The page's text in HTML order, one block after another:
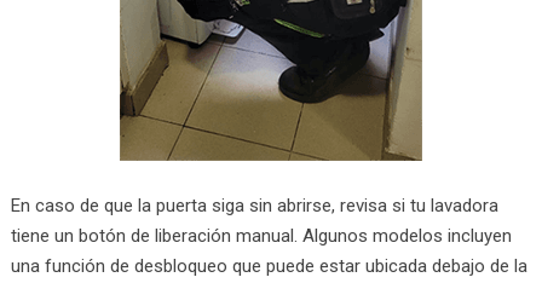
En caso de que la puerta siga sin abrirse, revisa si tu lavadora
tiene un botón de liberación manual. Algunos modelos incluyen
una función de desbloqueo que puede estar ubicada debajo de la